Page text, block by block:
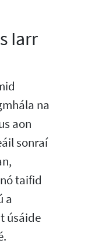
Iarr
na
aon
sonraí
taifid
a
úsáide